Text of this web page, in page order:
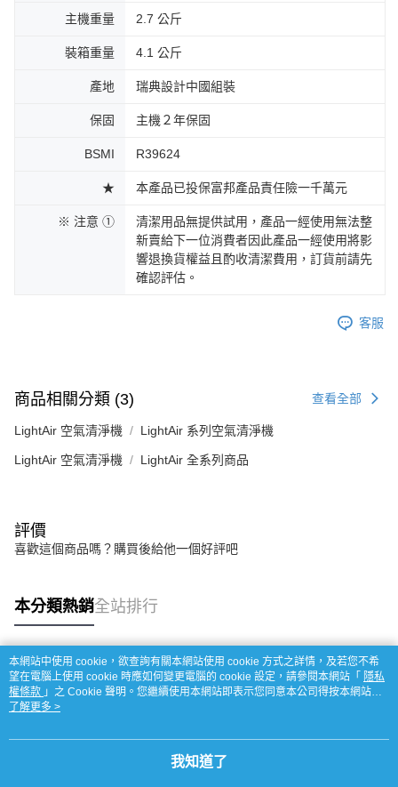
主機重量 2.7 公斤
裝箱重量 4.1 公斤
產地 瑞典設計中國組裝
保固 主機２年保固
BSMI R39624
★ 本產品已投保富邦產品責任險一千萬元
※ 注意 ①
清潔用品無提供試用，產品一經使用無法整
新賣給下一位消費者因此產品一經使用將影
響退換貨權益且酌收清潔費用，訂貨前請先
確認評估。
客服
商品相關分類 (3) 查看全部
LightAir 空氣清淨機 LightAir 系列空氣清淨機
LightAir 空氣清淨機 LightAir 全系列商品
評價
喜歡這個商品嗎？購買後給他一個好評吧
本分類熱銷全站排行
熱門標籤
本網站中使用 cookie，欲查詢有關本網站使用 cookie 方式之詳情，及若您不希
望在電腦上使用 cookie 時應如何變更電腦的 cookie 設定，請參閱本網站「 隱私
權條款 」之 Cookie 聲明。您繼續使用本網站即表示您同意本公司得按本網站使
用條款之 Cookie 聲明使用 cookie。
了解更多 >
我知道了